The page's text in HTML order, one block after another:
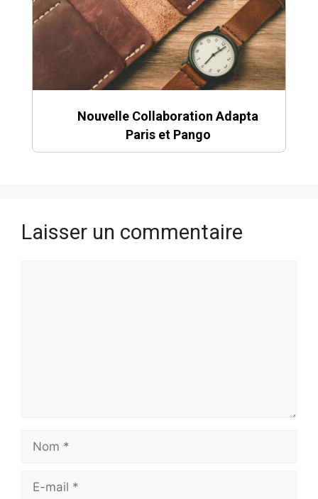
Nouvelle Collaboration Adapta
Paris et Pango
Laisser un commentaire